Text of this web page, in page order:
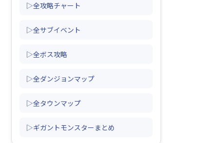
▷全攻略チャート
▷全サブイベント
▷全ボス攻略
▷全ダンジョンマップ
▷全タウンマップ
▷ギガントモンスターまとめ